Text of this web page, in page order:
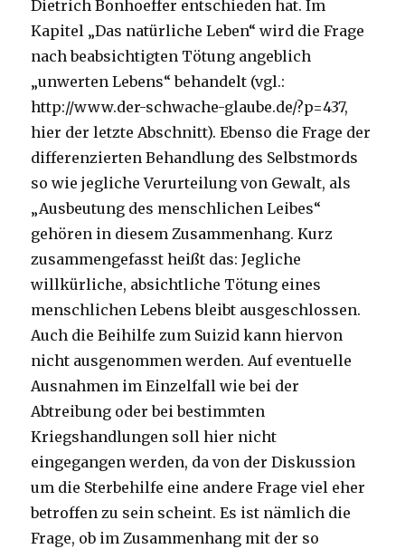
Dietrich Bonhoeffer entschieden hat. Im
Kapitel „Das natürliche Leben“ wird die Frage
nach beabsichtigten Tötung angeblich
„unwerten Lebens“ behandelt (vgl.:
http://www.der-schwache-glaube.de/?p=437,
hier der letzte Abschnitt). Ebenso die Frage der
differenzierten Behandlung des Selbstmords
so wie jegliche Verurteilung von Gewalt, als
„Ausbeutung des menschlichen Leibes“
gehören in diesem Zusammenhang. Kurz
zusammengefasst heißt das: Jegliche
willkürliche, absichtliche Tötung eines
menschlichen Lebens bleibt ausgeschlossen.
Auch die Beihilfe zum Suizid kann hiervon
nicht ausgenommen werden. Auf eventuelle
Ausnahmen im Einzelfall wie bei der
Abtreibung oder bei bestimmten
Kriegshandlungen soll hier nicht
eingegangen werden, da von der Diskussion
um die Sterbehilfe eine andere Frage viel eher
betroffen zu sein scheint. Es ist nämlich die
Frage, ob im Zusammenhang mit der so